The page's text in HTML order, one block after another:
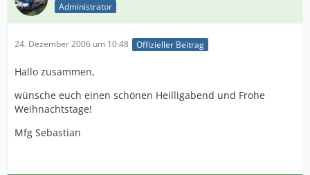
Administrator
24. Dezember 2006 um 10:48 Offizieller Beitrag
Hallo zusammen,
wünsche euch einen schönen Heilligabend und Frohe
Weihnachtstage!
Mfg Sebastian